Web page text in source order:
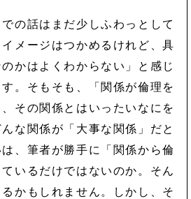
の話はまだ少しふわっとして
メージはつかめるけれど、具
かはよくわからない」と感じ
。そもそも、「関係が倫理を
その関係とはいったいなにを
な関係が「大事な関係」だと
、筆者が勝手に「関係から倫
いるだけではないのか。そん
かもしれません。しかし、そ